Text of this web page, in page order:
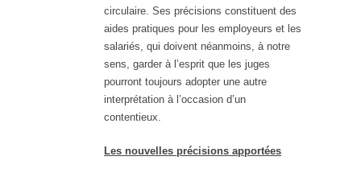
circulaire. Ses précisions constituent des
aides pratiques pour les employeurs et les
salariés, qui doivent néanmoins, à notre
sens, garder à l’esprit que les juges
pourront toujours adopter une autre
interprétation à l’occasion d’un
contentieux.
Les nouvelles précisions apportées